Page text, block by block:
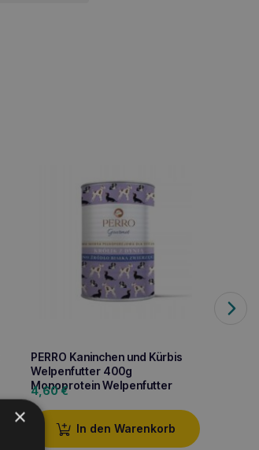
PERRO Kaninchen und Kürbis
Welpenfutter 400g
Monoprotein Welpenfutter
4,60€
In den Warenkorb
×